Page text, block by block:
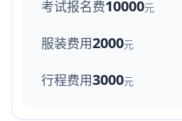
考试报名费10000元
服装费用2000元
行程费用3000元